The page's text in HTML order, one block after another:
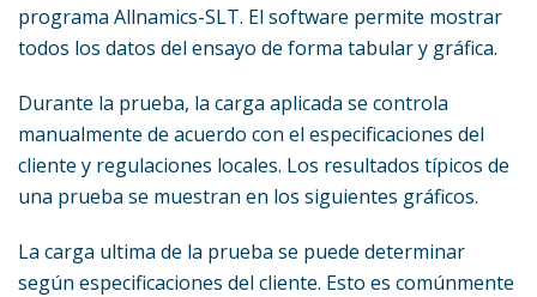
programa Allnamics-SLT. El software permite mostrar
todos los datos del ensayo de forma tabular y gráfica.
Durante la prueba, la carga aplicada se controla
manualmente de acuerdo con el especificaciones del
cliente y regulaciones locales. Los resultados típicos de
una prueba se muestran en los siguientes gráficos.
La carga ultima de la prueba se puede determinar
según especificaciones del cliente. Esto es comúnmente